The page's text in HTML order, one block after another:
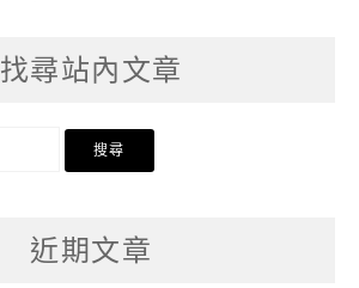
找尋站內文章
近期文章